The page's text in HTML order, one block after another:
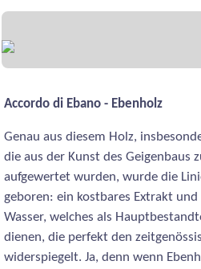
Accordo di Ebano - Ebenholz
Genau aus diesem Holz,
die aus der Kunst des Geigenbaus
aufgewertet wurden, wurde die
geboren: ein kostbares Extrakt
Wasser, welches als
dienen, die perfekt den
widerspiegelt. Ja, denn wenn